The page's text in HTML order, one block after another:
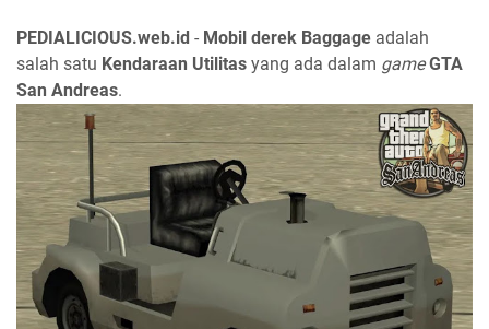
PEDIALICIOUS.web.id - Mobil derek Baggage adalah
salah satu Kendaraan Utilitas yang ada dalam game GTA
San Andreas.